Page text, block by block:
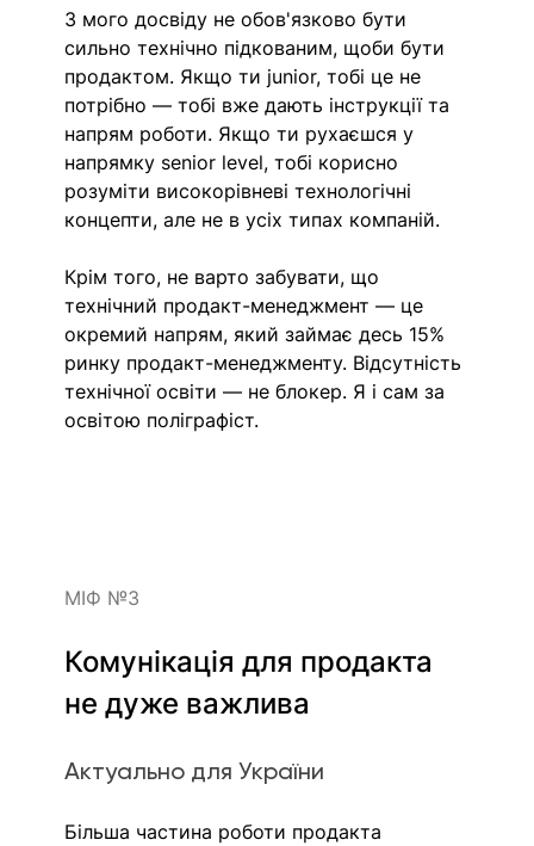
З мого досвіду не обов'язково бути
сильно технічно підкованим, щоби бути
продактом. Якщо ти junior, тобі це не
потрібно — тобі вже дають інструкції та
напрям роботи. Якщо ти рухаєшся у
напрямку senior level, тобі корисно
розуміти високорівневі технологічні
концепти, але не в усіх типах компаній.
Крім того, не варто забувати, що
технічний продакт-менеджмент — це
окремий напрям, який займає десь 15%
ринку продакт-менеджменту. Відсутність
технічної освіти — не блокер. Я і сам за
освітою поліграфіст.
МІФ №3
Комунікація для продакта
не дуже важлива
Актуально для України
Більша частина роботи продакта